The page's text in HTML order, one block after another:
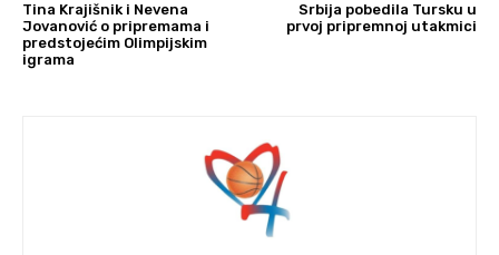
Tina Krajišnik i Nevena
Jovanović o pripremama i
predstojećim Olimpijskim
igrama
Srbija pobedila Tursku u
prvoj pripremnoj utakmici